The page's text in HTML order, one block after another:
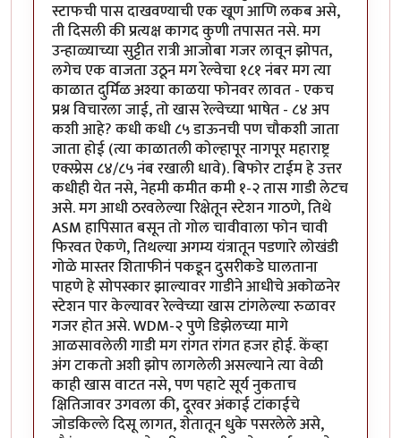
स्टाफची पास दाखवण्याची एक खूण आणि लकब असे,
ती दिसली की प्रत्यक्ष कागद कुणी तपासत नसे. मग
उन्हाळ्याच्या सुट्टीत रात्री आजोबा गजर लावून झोपत,
लगेच एक वाजता उठून मग रेल्वेचा १८१ नंबर मग त्या
काळात दुर्मिळ अश्या काळया फोनवर लावत - एकच
प्रश्न विचारला जाई, तो खास रेल्वेच्या भाषेत - ८४ अप
कशी आहे? कधी कधी ८५ डाऊनची पण चौकशी जाता
जाता होई (त्या काळातली कोल्हापूर नागपूर महाराष्ट्र
एक्स्प्रेस ८४/८५ नंब रखाली धावे). बिफोर टाईम हे उत्तर
कधीही येत नसे, नेहमी कमीत कमी १-२ तास गाडी लेटच
असे. मग आधी ठरवलेल्या रिक्षेतून स्टेशन गाठणे, तिथे
ASM हापिसात बसून तो गोल चावीवाला फोन चावी
फिरवत ऐकणे, तिथल्या अगम्य यंत्रातून पडणारे लोखंडी
गोळे मास्तर शिताफीनं पकडून दुसरीकडे घालताना
पाहणे हे सोपस्कार झाल्यावर गाडीने आधीचे अकोळनेर
स्टेशन पार केल्यावर रेल्वेच्या खास टांगलेल्या रुळावर
गजर होत असे. WDM-२ पुणे डिझेलच्या मागे
आळसावलेली गाडी मग रांगत रांगत हजर होई. केंव्हा
अंग टाकतो अशी झोप लागलेली असल्याने त्या वेळी
काही खास वाटत नसे, पण पहाटे सूर्य नुकताच
क्षितिजावर उगवला की, दूरवर अंकाई टांकाईचे
जोडकिल्ले दिसू लागत, शेतातून धुके पसरलेले असे,